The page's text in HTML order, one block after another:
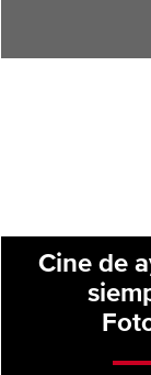
Cine de